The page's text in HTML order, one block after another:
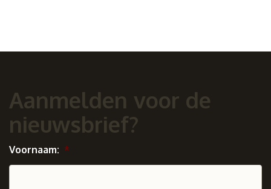
Aanmelden voor de
nieuwsbrief?
Voornaam: *